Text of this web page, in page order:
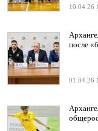
10.04.26
после
01.04.26